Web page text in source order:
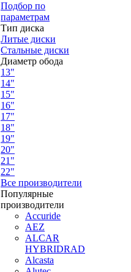
Подбор по
параметрам
Тип диска
Литые диски
Стальные диски
Диаметр обода
13"
14"
15"
16"
17"
18"
19"
20"
21"
22"
Все производители
Популярные
производители
Accuride
AEZ
ALCAR
HYBRIDRAD
Alcasta